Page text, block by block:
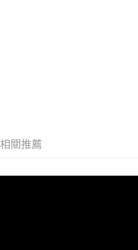
相關推薦